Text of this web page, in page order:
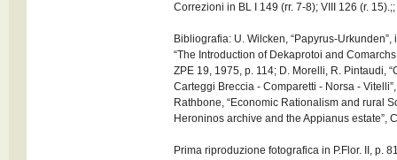
Correzioni in BL I 149 (rr. 7-8); VIII 126 (r. 15).;;
Bibliografia: U. Wilcken, “Papyrus-
“The Introduction of Dekaprotoi and
ZPE 19, 1975, p. 114; D. Morelli, R. Pintaudi,
Carteggi Breccia - Comparetti - Norsa -
Rathbone, “Economic Rationalism and rural
Heroninos archive and the Appianus estate”,
Prima riproduzione fotografica in P.Flor. II, p.